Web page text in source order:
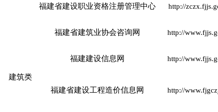
建筑类
福建省建设职业资格注册管理中心 http://
福建省建筑业协会咨询网 http://
福建建设信息网 http://
福建省建设工程造价信息网 http://